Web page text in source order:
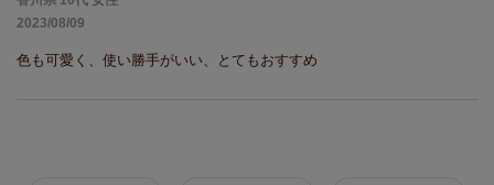
2023/08/09
色も可愛く、使い勝手がいい、とてもおすすめ